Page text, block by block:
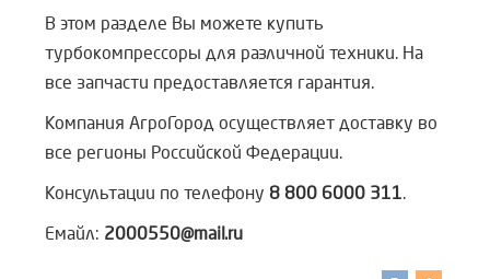
В этом разделе Вы можете купить
турбокомпрессоры для различной техники. На
все запчасти предоставляется гарантия.
Компания АгроГород осуществляет доставку во
все регионы Российской Федерации.
Консультации по телефону 8 800 6000 311.
Емайл: 2000550@mail.ru